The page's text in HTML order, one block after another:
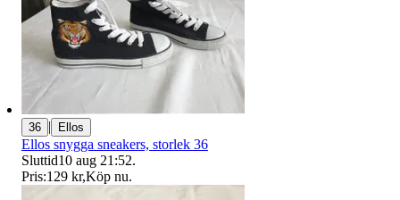
36 | Ellos
Ellos snygga sneakers, storlek 36
Sluttid10 aug 21:52.
Pris:129 kr,Köp nu.